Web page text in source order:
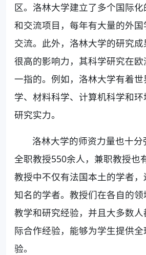
区。洛林大学建立了多个国际
和交流项目，每年有大量的外
交流。此外，洛林大学的研究
很高的影响力，其科学研究在
一指的。例如，洛林大学有着
学、材料科学、计算机科学和
研究实力。
洛林大学的师资力量也十
全职教授550余人，兼职教授也
教授中不仅有法国本土的学者
知名的学者。教授们在各自的
教学和研究经验，并且大多数
际合作经验，能够为学生提供
验。